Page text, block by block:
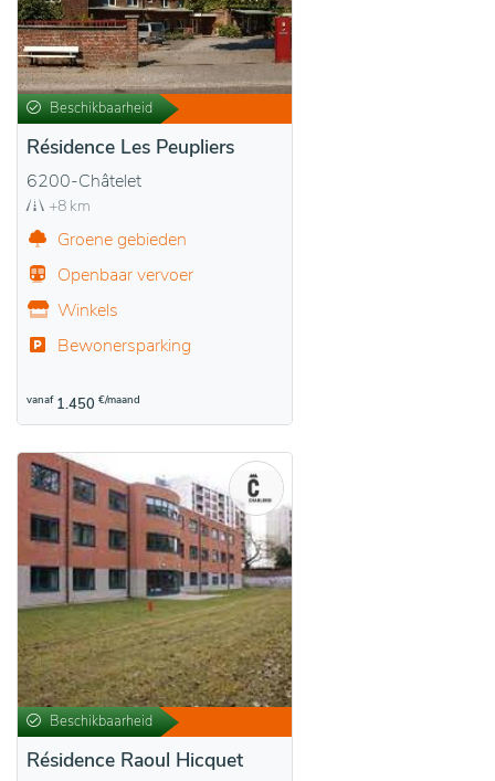
Beschikbaarheid
Résidence Les Peupliers
6200-Châtelet
+8 km
Groene gebieden
Openbaar vervoer
Winkels
Bewonersparking
vanaf 1.450 €/maand
Beschikbaarheid
Résidence Raoul Hicquet